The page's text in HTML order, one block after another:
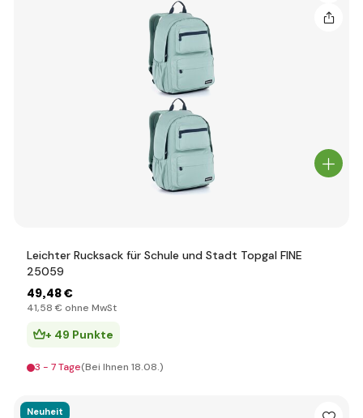
Leichter Rucksack für Schule und Stadt Topgal FINE
25059
49,48 €
41,58 € ohne MwSt
+ 49 Punkte
3 - 7 Tage(Bei Ihnen 18.08.)
Neuheit